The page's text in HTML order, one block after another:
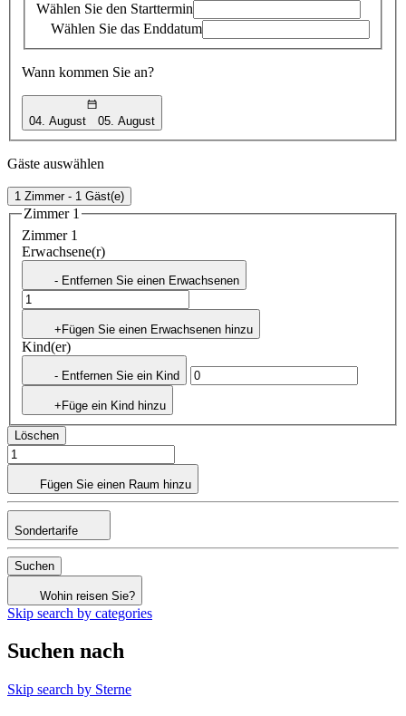
Wählen Sie den Starttermin
Wählen Sie das Enddatum
Wann kommen Sie an?
04. August 05. August
Gäste auswählen
1 Zimmer - 1 Gäst(e)
Zimmer 1
Zimmer 1
Erwachsene(r)
- Entfernen Sie einen Erwachsenen
+Fügen Sie einen Erwachsenen hinzu
Kind(er)
- Entfernen Sie ein Kind
+Füge ein Kind hinzu
Löschen
Fügen Sie einen Raum hinzu
Sondertarife
Suchen
Wohin reisen Sie?
Skip search by categories
Suchen nach
Skip search by Sterne